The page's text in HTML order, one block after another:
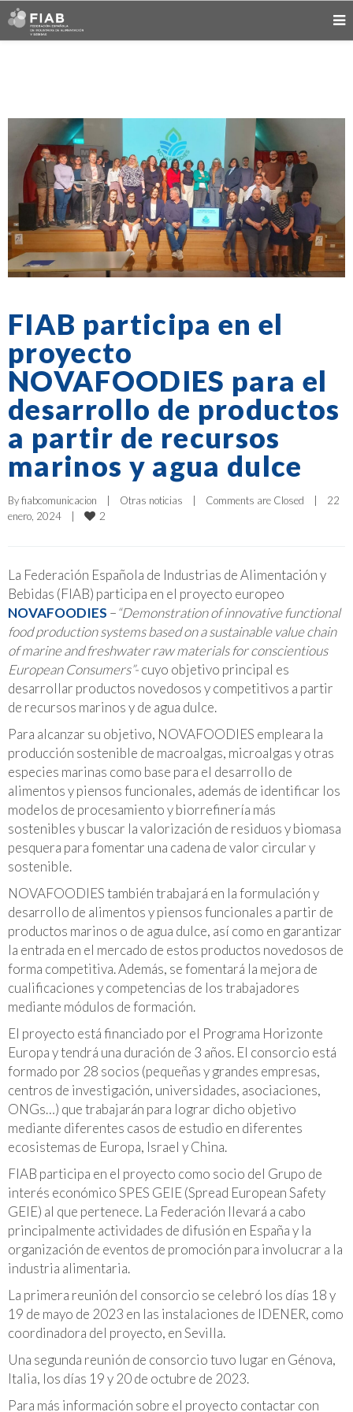
FIAB participa en el
proyecto
NOVAFOODIES para el
desarrollo de productos
a partir de recursos
marinos y agua dulce
By fiabcomunicacion | Otras noticias | Comments are Closed |
22
enero, 2024
| 2
La Federación Española de Industrias de Alimentación y
Bebidas (FIAB) participa en el proyecto europeo
NOVAFOODIES –“Demonstration of innovative functional
food production systems based on a sustainable value chain
of marine and freshwater raw materials for conscientious
European Consumers”-cuyo objetivo principal es
desarrollar productos novedosos y competitivos a partir
de recursos marinos y de agua dulce.
Para alcanzar su objetivo, NOVAFOODIES empleara la
producción sostenible de macroalgas, microalgas y otras
especies marinas como base para el desarrollo de
alimentos y piensos funcionales, además de identificar los
modelos de procesamiento y biorrefinería más
sostenibles y buscar la valorización de residuos y biomasa
pesquera para fomentar una cadena de valor circular y
sostenible.
NOVAFOODIES también trabajará en la formulación y
desarrollo de alimentos y piensos funcionales a partir de
productos marinos o de agua dulce, así como en garantizar
la entrada en el mercado de estos productos novedosos de
forma competitiva. Además, se fomentará la mejora de
cualificaciones y competencias de los trabajadores
mediante módulos de formación.
El proyecto está financiado por el Programa Horizonte
Europa y tendrá una duración de 3 años. El consorcio está
formado por 28 socios (pequeñas y grandes empresas,
centros de investigación, universidades, asociaciones,
ONGs…) que trabajarán para lograr dicho objetivo
mediante diferentes casos de estudio en diferentes
ecosistemas de Europa, Israel y China.
FIAB participa en el proyecto como socio del Grupo de
interés económico SPES GEIE (Spread European Safety
GEIE) al que pertenece. La Federación llevará a cabo
principalmente actividades de difusión en España y la
organización de eventos de promoción para involucrar a la
industria alimentaria.
La primera reunión del consorcio se celebró los días 18 y
19 de mayo de 2023 en las instalaciones de IDENER, como
coordinadora del proyecto, en Sevilla.
Una segunda reunión de consorcio tuvo lugar en Génova,
Italia, los días 19 y 20 de octubre de 2023.
Para más información sobre el proyecto contactar con